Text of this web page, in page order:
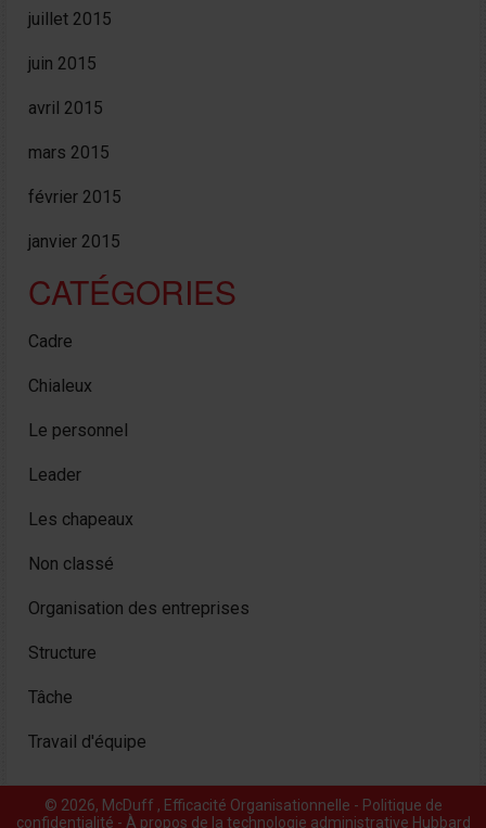
juillet 2015
juin 2015
avril 2015
mars 2015
février 2015
janvier 2015
CATÉGORIES
Cadre
Chialeux
Le personnel
Leader
Les chapeaux
Non classé
Organisation des entreprises
Structure
Tâche
Travail d'équipe
© 2026, McDuff , Efficacité Organisationnelle - Politique de
confidentialité - À propos de la technologie administrative Hubbard